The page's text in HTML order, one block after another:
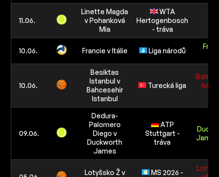
11.06.
Linette Magda
v Pohanková
Mia
WTA
Hertogenbosch
- tráva
10.06. Francie v Itálie Liga národů
10.06.
Besiktas
Istanbul v
Bahcesehir
Istanbul
Turecká liga
09.06.
Dedura-
Palomero
Diego v
Duckworth
James
ATP
Stuttgart -
tráva
Lotyšsko Ž v MS 2026 -